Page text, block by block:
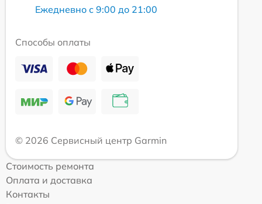
Ежедневно с 9:00 до 21:00
Способы оплаты
© 2026 Сервисный центр Garmin
Стоимость ремонта
Оплата и доставка
Контакты